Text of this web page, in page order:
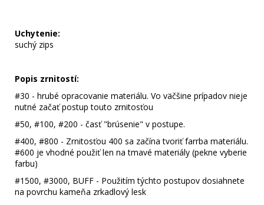
Uchytenie:
suchý zips
Popis zrnitostí:
#30 - hrubé opracovanie materiálu. Vo väčšine prípadov nieje
nutné začať postup touto zrnitosťou
#50, #100, #200 - časť "brúsenie" v postupe.
#400, #800 - Zrnitosťou 400 sa začína tvoriť farrba materiálu.
#600 je vhodné použiť len na tmavé materiály (pekne vyberie
farbu)
#1500, #3000, BUFF - Použitím týchto postupov dosiahnete
na povrchu kameňa zrkadlový lesk